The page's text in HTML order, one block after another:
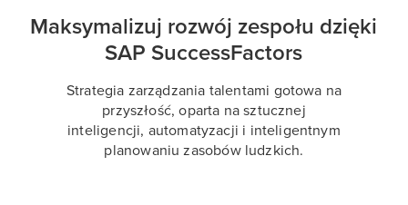
Maksymalizuj rozwój zespołu dzięki
SAP SuccessFactors
Strategia zarządzania talentami gotowa na
przyszłość, oparta na sztucznej
inteligencji, automatyzacji i inteligentnym
planowaniu zasobów ludzkich.